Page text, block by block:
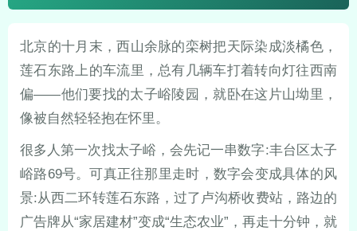
北京的十月末，西山余脉的栾树把天际染成淡橘色，
莲石东路上的车流里，总有几辆车打着转向灯往西南
偏——他们要找的太子峪陵园，就卧在这片山坳里，
像被自然轻轻抱在怀里。
很多人第一次找太子峪，会先记一串数字:丰台区太子
峪路69号。可真正往那里走时，数字会变成具体的风
景:从西二环转莲石东路，过了卢沟桥收费站，路边的
广告牌从“家居建材”变成“生态农业”，再走十分钟，就